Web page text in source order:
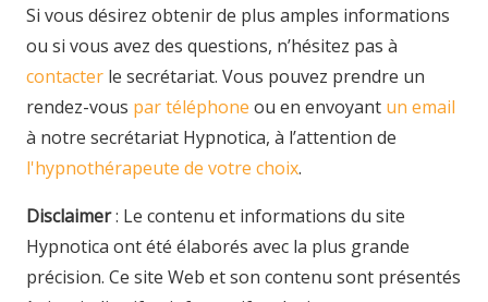
Si vous désirez obtenir de plus amples informations
ou si vous avez des questions, n’hésitez pas à
contacter le secrétariat. Vous pouvez prendre un
rendez-vous par téléphone ou en envoyant un email
à notre secrétariat Hypnotica, à l’attention de
l'hypnothérapeute de votre choix.
Disclaimer: Le contenu et informations du site
Hypnotica ont été élaborés avec la plus grande
précision. Ce site Web et son contenu sont présentés